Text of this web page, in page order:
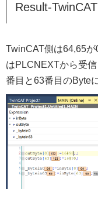
Result-
TwinCAT側は64,65
はPLCNEXTから受
番目と63番目のByte